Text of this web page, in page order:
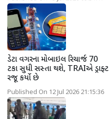
ડેટા વગરના મોબાઇલ રિચાર્જ 70
ટકા સુધી સસ્તા થશે, TRAIએ ડ્રાફ્ટ
રજૂ કર્યો છે
Published On 12 Jul 2026 21:15:36